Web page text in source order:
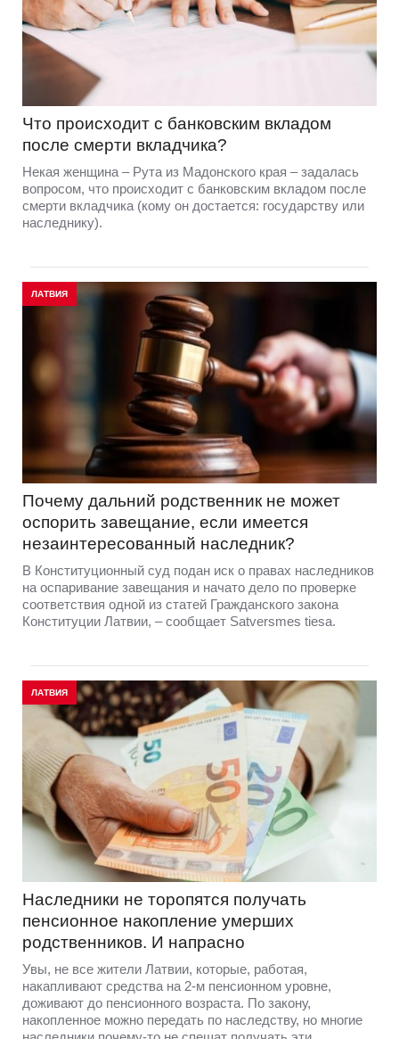
Что происходит с банковским вкладом
после смерти вкладчика?
Некая женщина – Рута из Мадонского края – задалась
вопросом, что происходит с банковским вкладом после
смерти вкладчика (кому он достается: государству или
наследнику).
ЛАТВИЯ
Почему дальний родственник не может
оспорить завещание, если имеется
незаинтересованный наследник?
В Конституционный суд подан иск о правах наследников
на оспаривание завещания и начато дело по проверке
соответствия одной из статей Гражданского закона
Конституции Латвии, – сообщает Satversmes tiesa.
ЛАТВИЯ
Наследники не торопятся получать
пенсионное накопление умерших
родственников. И напрасно
Увы, не все жители Латвии, которые, работая,
накапливают средства на 2-м пенсионном уровне,
доживают до пенсионного возраста. По закону,
накопленное можно передать по наследству, но многие